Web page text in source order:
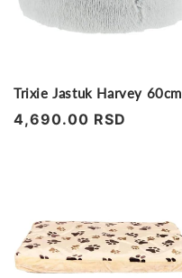
Trixie Jastuk Harvey 60cm
Regularna
4,690.00 RSD